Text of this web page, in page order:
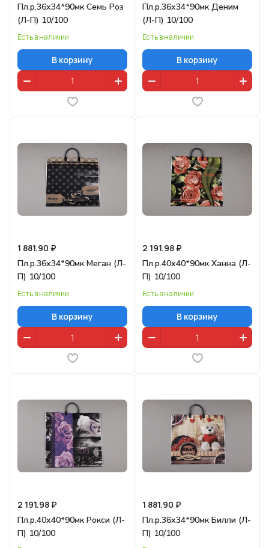
Пл.р.36х34*90мк Семь Роз
(Л-П) 10/100
Есть в наличии
В корзину
Пл.р.36х34*90мк Деним
(Л-П) 10/100
Есть в наличии
В корзину
1 881.90 ₽
Пл.р.36х34*90мк Меган (Л-
П) 10/100
Есть в наличии
В корзину
2 191.98 ₽
Пл.р.40х40*90мк Ханна (Л-
П) 10/100
Есть в наличии
В корзину
2 191.98 ₽
Пл.р.40х40*90мк Рокси (Л-
П) 10/100
1 881.90 ₽
Пл.р.36х34*90мк Билли (Л-
П) 10/100